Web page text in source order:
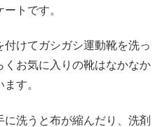
トです。
けてガシガシ運動靴を洗っ
お気に入りの靴はなかなか
す。
洗うと布が縮んだり、洗剤